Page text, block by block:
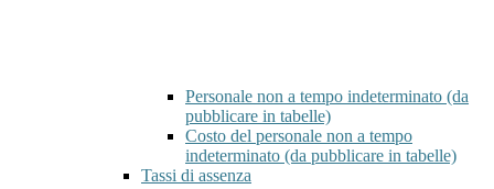
Personale non a tempo indeterminato (da
pubblicare in tabelle)
Costo del personale non a tempo
indeterminato (da pubblicare in tabelle)
Tassi di assenza